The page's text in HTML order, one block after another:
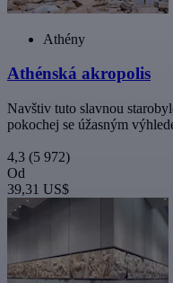
Athény
Athénská akropolis
Navštiv tuto slavnou
pokochej se úžasným
4,3 (5 972)
Od
39,31 US$